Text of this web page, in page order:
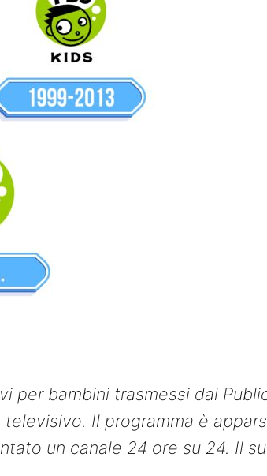
per bambini trasmessi dal
Il programma è
un canale 24 ore su 24. Il